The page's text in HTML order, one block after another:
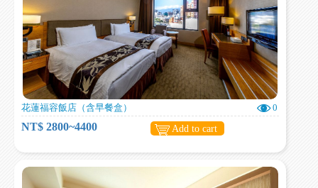
花蓮福容飯店（含早餐盒） 0
NT$ 2800~4400 Add to cart